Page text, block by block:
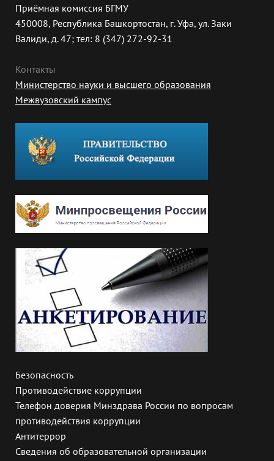
Приёмная комиссия БГМУ
450008, Республика Башкортостан, г. Уфа, ул. Заки
Валиди, д. 47; тел: 8 (347) 272-92-31
Контакты
Министерство науки и высшего образования
Межвузовский кампус
Безопасность
Противодействие коррупции
Телефон доверия Минздрава России по вопросам
противодействия коррупции
Антитеррор
Сведения об образовательной организации